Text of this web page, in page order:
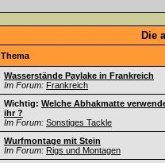
Die
Thema
Wasserstände Paylake in Frankreich
Im Forum: Frankreich
Wichtig: Welche Abhakmatte
ihr ?
Im Forum: Sonstiges Tackle
Wurfmontage mit Stein
Im Forum: Rigs und Montagen